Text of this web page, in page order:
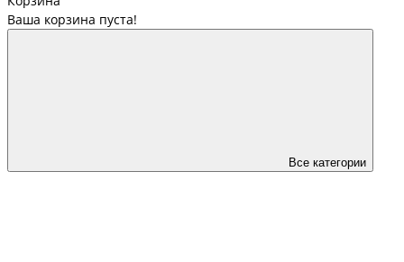
Ваша корзина пуста!
Все категории